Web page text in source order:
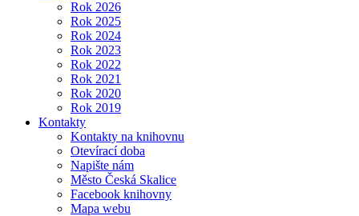
Rok 2026
Rok 2025
Rok 2024
Rok 2023
Rok 2022
Rok 2021
Rok 2020
Rok 2019
Kontakty
Kontakty na knihovnu
Otevírací doba
Napište nám
Město Česká Skalice
Facebook knihovny
Mapa webu